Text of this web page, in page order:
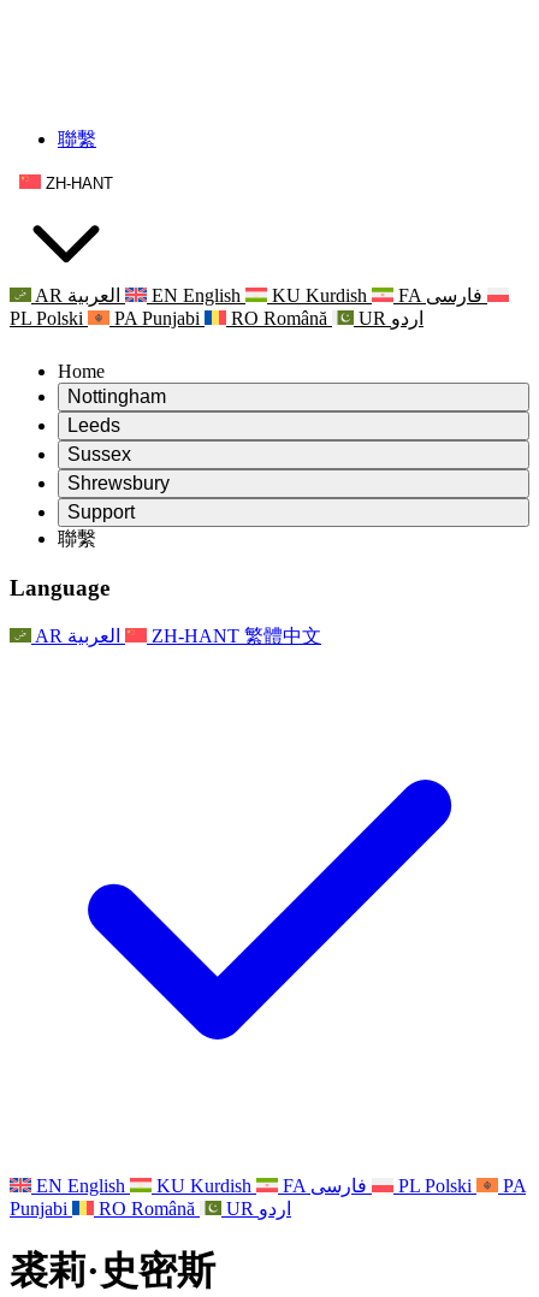
聯繫
ZH-HANT
AR العربية EN English KU Kurdish FA فارسی
PL Polski PA Punjabi RO Română UR اردو
Home
Nottingham
Review
評審主席
獨立審核小組
職權範圍
獨立審查最終報告
常見問題
For Families
最新消息
Leeds
Review
評審主席
獨立審核小組
職權範圍
聯繫
家庭心理支持
家庭更新
事件
Sussex
Review
評審主席
獨立審核小組
職權範圍
聯繫
For Families
家庭心理支持
家庭更新
Shrewsbury
Review
產科複查的職權範圍
Reports
獨立審查的最終報告
獨立審查報告的首次報告
For Families
Support
Leeds
Nottingham
家庭心理支援服務
心理健康危機支援
基於信仰的喪親支援
對於父親
聯繫
Language
AR العربية ZH-HANT 繁體中文
EN English KU Kurdish FA فارسی PL Polski
PA
Punjabi
RO Română UR اردو
裘莉·史密斯